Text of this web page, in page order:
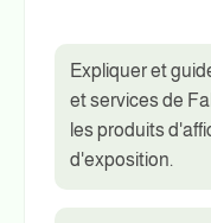
Expliquer et
et services de
les produits
d'exposition.